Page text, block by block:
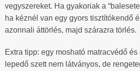
vegyszereket. Ha gyakoriak a
ha kéznél van egy gyors tisztítókendő
azonnali áttörlés, majd szárazra törlés.
Extra tipp: egy mosható matracvédő
lepedő szett nem látványos, de